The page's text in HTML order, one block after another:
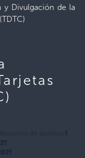
y Divulgación de la
1